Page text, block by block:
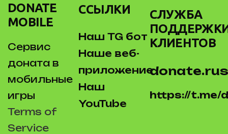
DONATE
MOBILE
Сервис
доната в
мобильные
игры
Terms of
Service
ССЫЛКИ
Наш TG бот
Наше веб-
приложение
Наш
YouTube
СЛУЖБА
КЛИЕНТОВ
https://t.me/